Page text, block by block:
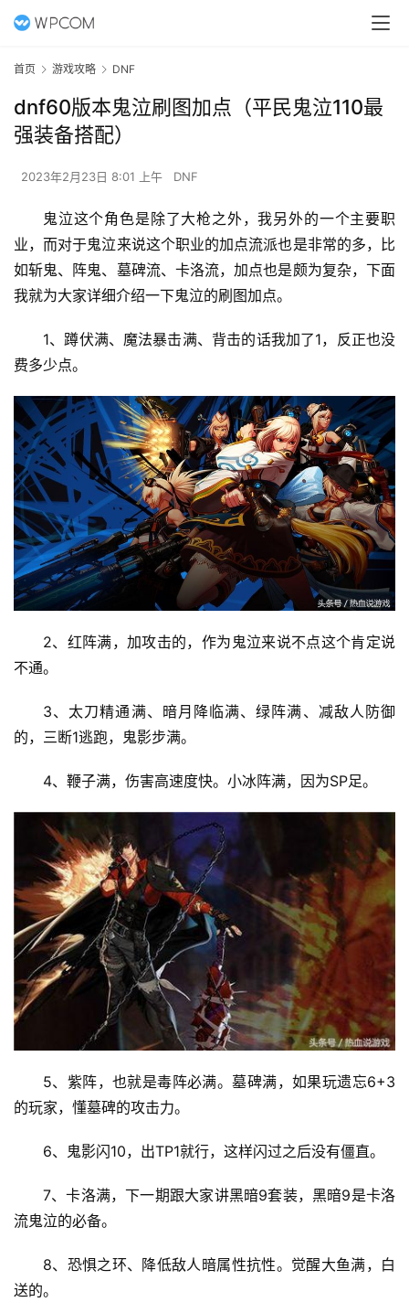
首页 游戏攻略 DNF
dnf60版本鬼泣刷图加点（平民鬼泣110最
强装备搭配）
2023年2月23日 8:01 上午 DNF
鬼泣这个角色是除了大枪之外，我另外的一个主要职
业，而对于鬼泣来说这个职业的加点流派也是非常的多，比
如斩鬼、阵鬼、墓碑流、卡洛流，加点也是颇为复杂，下面
我就为大家详细介绍一下鬼泣的刷图加点。
1、蹲伏满、魔法暴击满、背击的话我加了1，反正也没
费多少点。
2、红阵满，加攻击的，作为鬼泣来说不点这个肯定说
不通。
3、太刀精通满、暗月降临满、绿阵满、减敌人防御
的，三断1逃跑，鬼影步满。
4、鞭子满，伤害高速度快。小冰阵满，因为SP足。
5、紫阵，也就是毒阵必满。墓碑满，如果玩遗忘6+3
的玩家，懂墓碑的攻击力。
6、鬼影闪10，出TP1就行，这样闪过之后没有僵直。
7、卡洛满，下一期跟大家讲黑暗9套装，黑暗9是卡洛
流鬼泣的必备。
8、恐惧之环、降低敌人暗属性抗性。觉醒大鱼满，白
送的。